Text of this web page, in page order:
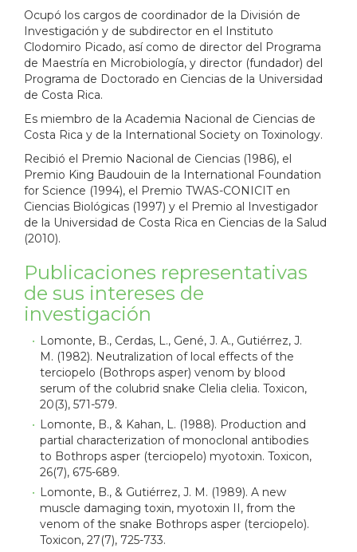
Ocupó los cargos de coordinador de la División de
Investigación y de subdirector en el Instituto
Clodomiro Picado, así como de director del Programa
de Maestría en Microbiología, y director (fundador) del
Programa de Doctorado en Ciencias de la Universidad
de Costa Rica.
Es miembro de la Academia Nacional de Ciencias de
Costa Rica y de la International Society on Toxinology.
Recibió el Premio Nacional de Ciencias (1986), el
Premio King Baudouin de la International Foundation
for Science (1994), el Premio TWAS-CONICIT en
Ciencias Biológicas (1997) y el Premio al Investigador
de la Universidad de Costa Rica en Ciencias de la Salud
(2010).
Publicaciones representativas
de sus intereses de
investigación
Lomonte, B., Cerdas, L., Gené, J. A., Gutiérrez, J.
M. (1982). Neutralization of local effects of the
terciopelo (Bothrops asper) venom by blood
serum of the colubrid snake Clelia clelia. Toxicon,
20(3), 571-579.
Lomonte, B., & Kahan, L. (1988). Production and
partial characterization of monoclonal antibodies
to Bothrops asper (terciopelo) myotoxin. Toxicon,
26(7), 675-689.
Lomonte, B., & Gutiérrez, J. M. (1989). A new
muscle damaging toxin, myotoxin II, from the
venom of the snake Bothrops asper (terciopelo).
Toxicon, 27(7), 725-733.